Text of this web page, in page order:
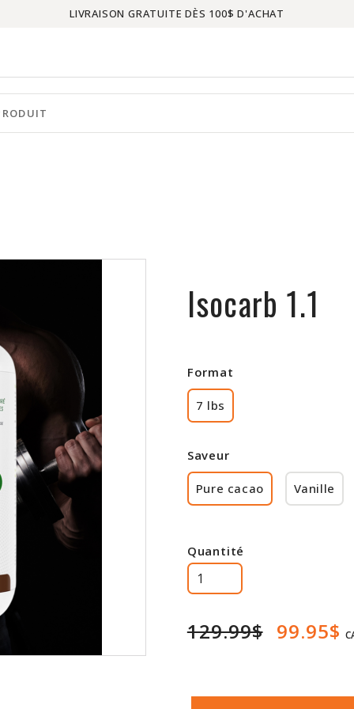
LIVRAISON GRATUITE DÈS 100$ D'ACHAT
Isocarb 1.1
Format
7 lbs
Saveur
Pure cacao Vanille
Quantité
129.99$ 99.95$